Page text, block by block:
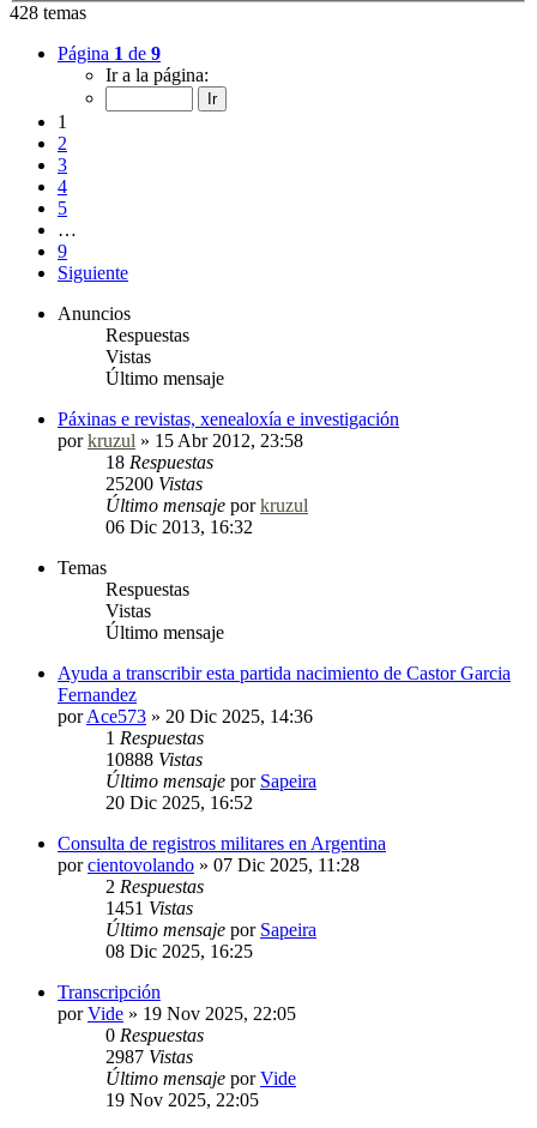
428 temas
Página 1 de 9
Ir a la página:
1
2
3
4
5
…
9
Siguiente
Anuncios
Respuestas
Vistas
Último mensaje
Páxinas e revistas, xenealoxía e investigación
porkruzul » 15 Abr 2012, 23:58
18 Respuestas
25200 Vistas
Último mensaje porkruzul
06 Dic 2013, 16:32
Temas
Respuestas
Vistas
Último mensaje
Ayuda a transcribir esta partida nacimiento de Castor Garcia
Fernandez
porAce573 » 20 Dic 2025, 14:36
1 Respuestas
10888 Vistas
Último mensaje por Sapeira
20 Dic 2025, 16:52
Consulta de registros militares en Argentina
porcientovolando » 07 Dic 2025, 11:28
2 Respuestas
1451 Vistas
Último mensaje por Sapeira
08 Dic 2025, 16:25
Transcripción
porVide » 19 Nov 2025, 22:05
0 Respuestas
2987 Vistas
Último mensaje porVide
19 Nov 2025, 22:05